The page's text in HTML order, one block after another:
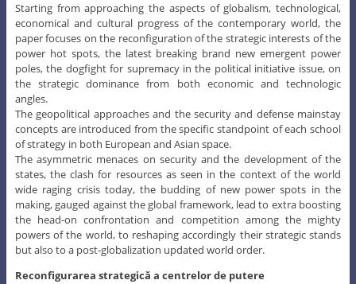
Starting from approaching the aspects of globalism, technological,
economical and cultural progress of the contemporary world, the
paper focuses on the reconfiguration of the strategic interests of the
power hot spots, the latest breaking brand new emergent power
poles, the dogfight for supremacy in the political initiative issue, on
the strategic dominance from both economic and technologic
angles.
The geopolitical approaches and the security and defense mainstay
concepts are introduced from the specific standpoint of each school
of strategy in both European and Asian space.
The asymmetric menaces on security and the development of the
states, the clash for resources as seen in the context of the world
wide raging crisis today, the budding of new power spots in the
making, gauged against the global framework, lead to extra boosting
the head-on confrontation and competition among the mighty
powers of the world, to reshaping accordingly their strategic stands
but also to a post-globalization updated world order.
Reconfigurarea strategică a centrelor de putere